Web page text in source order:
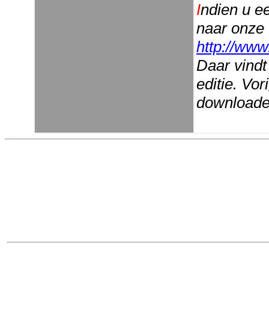
Indien u
naar
http://
Daar
editie.